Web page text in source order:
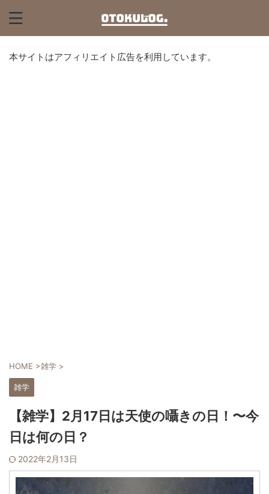
本サイトはアフィリエイト広告を利用しています。
HOME >雑学 >
雑学
【雑学】2月17日は天使の囁きの日！〜今
日は何の日？
2022年2月13日